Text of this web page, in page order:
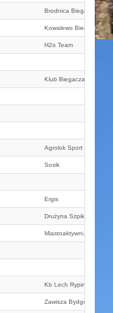
Brodnica Biega
Kowalewo Biega
H2o Team
Klub Biegacza T24
Agrolok Sport Team
Sosik
Ergis
Drużyna Szpiku
Miastoaktywni. Pl
Kb Lech Rypin
Zawisza Bydgoszcz